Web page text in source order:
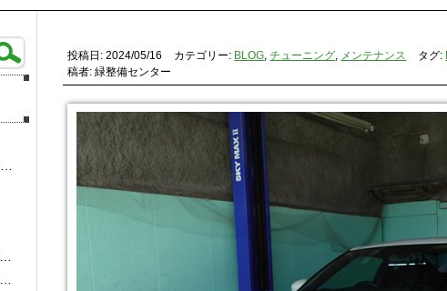
投稿日: 2024/05/16 カテゴリー: BLOG,チューニング, メンテナンス タグ:
稿者: 緑整備センター